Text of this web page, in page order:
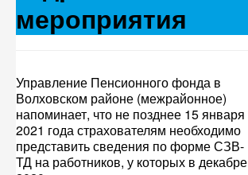
мероприятия
Управление Пенсионного фонда в
Волховском районе (межрайонное)
напоминает, что не позднее 15 января
2021 года страхователям необходимо
представить сведения по форме СЗВ-
ТД на работников, у которых в декабре